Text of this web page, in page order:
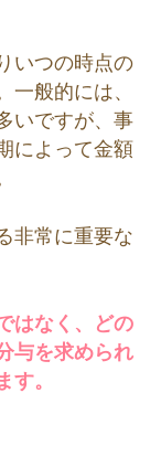
いつの時点の
一般的には、
いですが、事
によって金額
非常に重要な
はなく、どの
与を求められ
す。